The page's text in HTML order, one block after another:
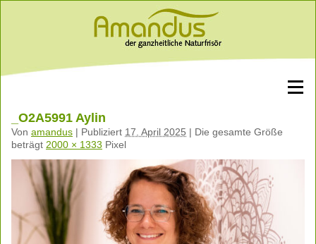
_O2A5991 Aylin
Von amandus | Publiziert 17. April 2025 | Die gesamte Größe
beträgt 2000 × 1333 Pixel